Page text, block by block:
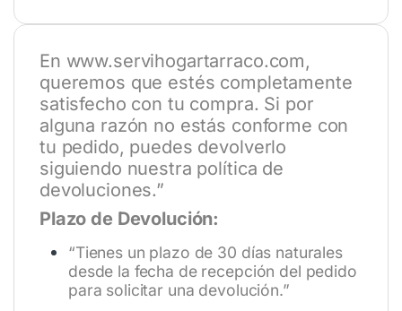
En www.servihogartarraco.com,
queremos que estés completamente
satisfecho con tu compra. Si por
alguna razón no estás conforme con
tu pedido, puedes devolverlo
siguiendo nuestra política de
devoluciones.”
Plazo de Devolución:
“Tienes un plazo de 30 días naturales
desde la fecha de recepción del pedido
para solicitar una devolución.”